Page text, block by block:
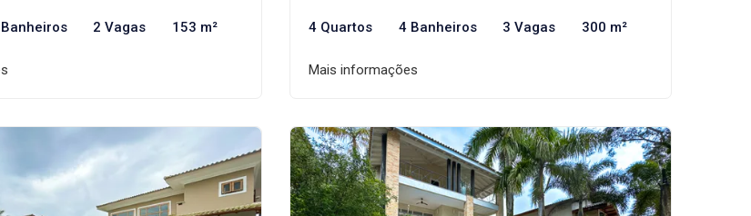
2 Vagas 153 m² 4 Quartos 4 Banheiros 3 Vagas 300 m²
Mais informações